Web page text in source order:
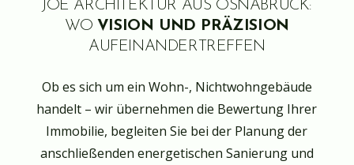
JOE ARCHITEKTUR AUS OSNABRÜCK:
WO VISION UND PRÄZISION
AUFEINANDERTREFFEN
Ob es sich um ein Wohn-, Nichtwohngebäude
handelt – wir übernehmen die Bewertung Ihrer
Immobilie, begleiten Sie bei der Planung der
anschließenden energetischen Sanierung und